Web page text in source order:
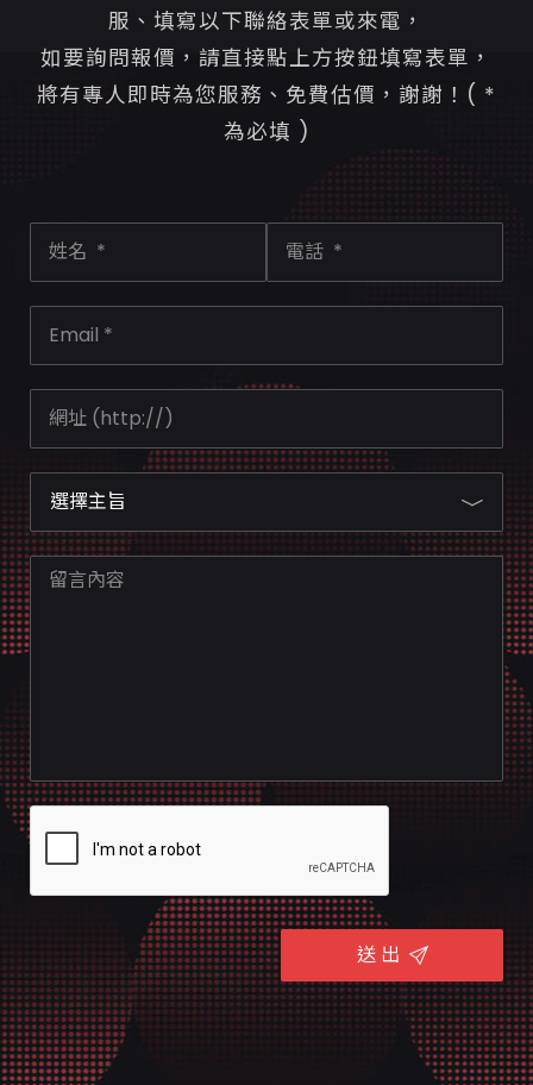
服、填寫以下聯絡表單或來電，
如要詢問報價，請直接點上方按鈕填寫表單，
將有專人即時為您服務、免費估價，謝謝！( *
為必填 )
送 出